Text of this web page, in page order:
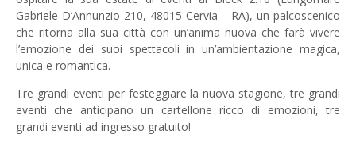
Gabriele D’Annunzio 210, 48015 Cervia – RA), un palcoscenico
che ritorna alla sua città con un’anima nuova che farà vivere
l’emozione dei suoi spettacoli in un’ambientazione magica,
unica e romantica.
Tre grandi eventi per festeggiare la nuova stagione, tre grandi
eventi che anticipano un cartellone ricco di emozioni, tre
grandi eventi ad ingresso gratuito!